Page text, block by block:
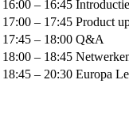
16:00 – 16:45
17:00 – 17:45 Product
17:45 – 18:00 Q&A
18:00 – 18:45
18:45 – 20:30 Europa